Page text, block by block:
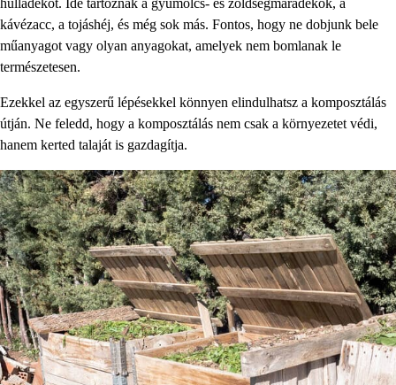
hulladékot. Ide tartoznak a gyümölcs- és zöldségmaradékok, a
kávézacc, a tojáshéj, és még sok más. Fontos, hogy ne dobjunk bele
műanyagot vagy olyan anyagokat, amelyek nem bomlanak le
természetesen.
Ezekkel az egyszerű lépésekkel könnyen elindulhatsz a komposztálás
útján. Ne feledd, hogy a komposztálás nem csak a környezetet védi,
hanem kerted talaját is gazdagítja.